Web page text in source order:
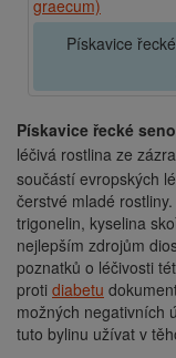
Pískavice
Pískavice řecké seno
léčivá rostlina ze
součástí evropských
čerstvé mladé
trigonelin, kyselina
nejlepším zdrojům
poznatků o léčivosti
proti diabetu
možných negativních
tuto bylinu užívat v